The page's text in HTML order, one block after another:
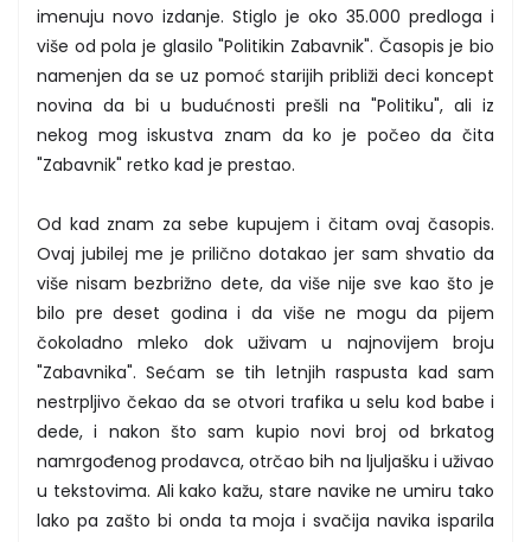
imenuju novo izdanje. Stiglo je oko 35.000 predloga i
više od pola je glasilo "Politikin Zabavnik". Časopis je bio
namenjen da se uz pomoć starijih približi deci koncept
novina da bi u budućnosti prešli na "Politiku", ali iz
nekog mog iskustva znam da ko je počeo da čita
"Zabavnik" retko kad je prestao.
Od kad znam za sebe kupujem i čitam ovaj časopis.
Ovaj jubilej me je prilično dotakao jer sam shvatio da
više nisam bezbrižno dete, da više nije sve kao što je
bilo pre deset godina i da više ne mogu da pijem
čokoladno mleko dok uživam u najnovijem broju
"Zabavnika". Sećam se tih letnjih raspusta kad sam
nestrpljivo čekao da se otvori trafika u selu kod babe i
dede, i nakon što sam kupio novi broj od brkatog
namrgođenog prodavca, otrčao bih na ljuljašku i uživao
u tekstovima. Ali kako kažu, stare navike ne umiru tako
lako pa zašto bi onda ta moja i svačija navika isparila